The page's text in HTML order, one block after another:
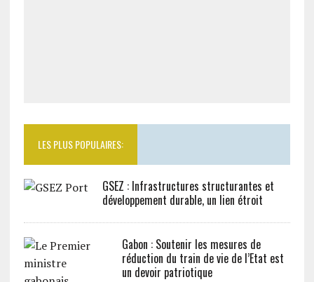
LES PLUS POPULAIRES:
GSEZ : Infrastructures structurantes et
développement durable, un lien étroit
Gabon : Soutenir les mesures de
réduction du train de vie de l’Etat est
un devoir patriotique